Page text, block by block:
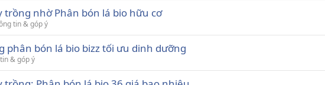
trồng nhờ Phân bón lá bio hữu cơ
tin & góp ý
phân bón lá bio bizz tối ưu dinh dưỡng
& góp ý